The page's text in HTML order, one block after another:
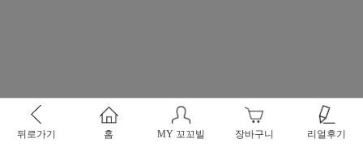
뒤로가기 홈 MY 꼬꼬빌 장바구니 리얼후기